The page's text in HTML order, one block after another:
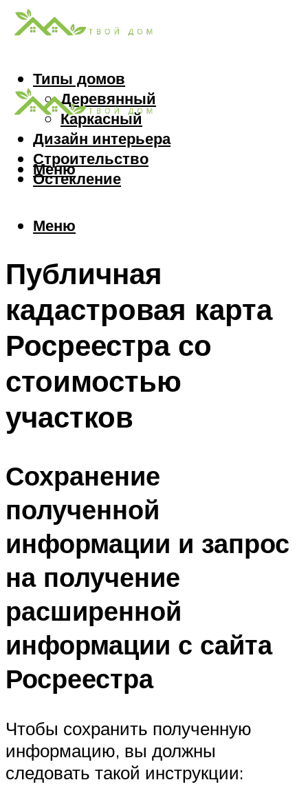
Типы домов
Деревянный
Каркасный
Дизайн интерьера
Строительство
Остекление
Меню
Меню
Публичная
кадастровая карта
Росреестра со
стоимостью
участков
Сохранение
полученной
информации и запрос
на получение
расширенной
информации с сайта
Росреестра
Чтобы сохранить полученную
информацию, вы должны
следовать такой инструкции: